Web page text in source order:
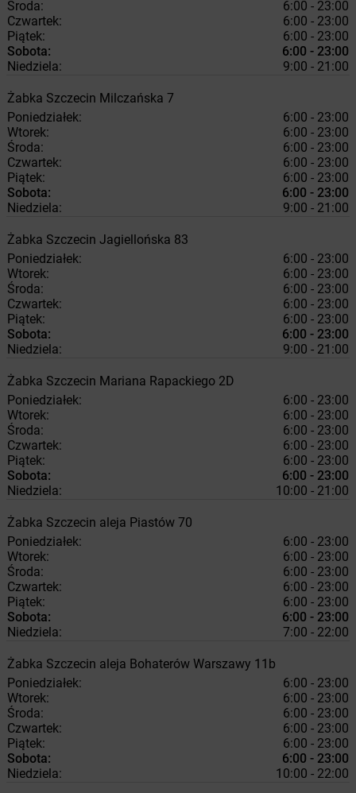
Środa:
6:00 - 23:00
Czwartek:
6:00 - 23:00
Piątek:
6:00 - 23:00
Sobota:
6:00 - 23:00
Niedziela:
9:00 - 21:00
Żabka Szczecin Milczańska 7
Poniedziałek:
6:00 - 23:00
Wtorek:
6:00 - 23:00
Środa:
6:00 - 23:00
Czwartek:
6:00 - 23:00
Piątek:
6:00 - 23:00
Sobota:
6:00 - 23:00
Niedziela:
9:00 - 21:00
Żabka Szczecin Jagiellońska 83
Poniedziałek:
6:00 - 23:00
Wtorek:
6:00 - 23:00
Środa:
6:00 - 23:00
Czwartek:
6:00 - 23:00
Piątek:
6:00 - 23:00
Sobota:
6:00 - 23:00
Niedziela:
9:00 - 21:00
Żabka Szczecin Mariana Rapackiego 2D
Poniedziałek:
6:00 - 23:00
Wtorek:
6:00 - 23:00
Środa:
6:00 - 23:00
Czwartek:
6:00 - 23:00
Piątek:
6:00 - 23:00
Sobota:
6:00 - 23:00
Niedziela:
10:00 - 21:00
Żabka Szczecin aleja Piastów 70
Poniedziałek:
6:00 - 23:00
Wtorek:
6:00 - 23:00
Środa:
6:00 - 23:00
Czwartek:
6:00 - 23:00
Piątek:
6:00 - 23:00
Sobota:
6:00 - 23:00
Niedziela:
7:00 - 22:00
Żabka Szczecin aleja Bohaterów Warszawy 11b
Poniedziałek:
6:00 - 23:00
Wtorek:
6:00 - 23:00
Środa:
6:00 - 23:00
Czwartek:
6:00 - 23:00
Piątek:
6:00 - 23:00
Sobota:
6:00 - 23:00
Niedziela:
10:00 - 22:00